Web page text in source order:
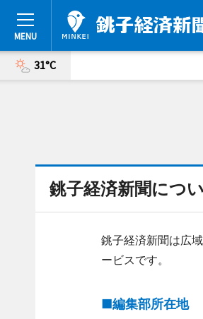
31°C
銚子経済新聞につ
銚子経済新聞は広
ービスです。
■編集部所在地